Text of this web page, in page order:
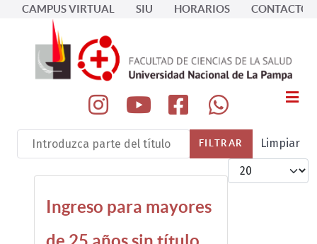
CAMPUS VIRTUAL SIU HORARIOS CONTACTOS
Introduzca parte del título FILTRAR
Limpiar
Cantidad a
Ingreso para mayores